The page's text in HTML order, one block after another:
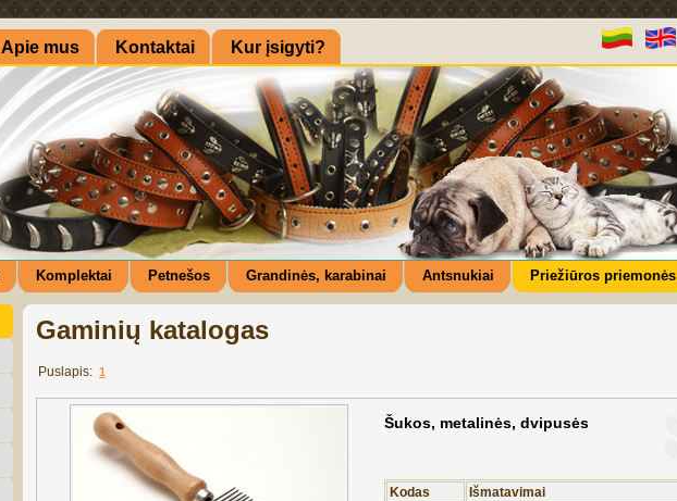
Apie mus Kontaktai Kur įsigyti?
Komplektai Petnešos Grandinės, karabinai Antsnukiai Priežiūros priemonės
Gaminių katalogas
Puslapis: 1
Šukos, metalinės, dvipusės
Kodas
Išmatavimai